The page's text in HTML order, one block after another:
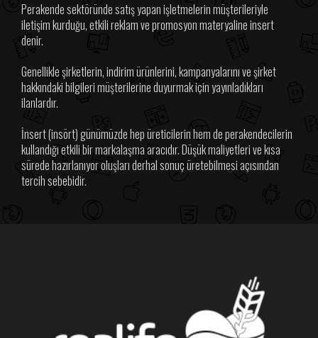
Perakende sektöründe satış yapan işletmelerin müşterileriyle
iletişim kurduğu, etkili reklam ve promosyon materyaline insert
denir.
Genellikle şirketlerin, indirim ürünlerini, kampanyalarını ve şirket
hakkındaki bilgileri müşterilerine duyurmak için yayınladıkları
ilanlardır.
İnsert (insört) günümüzde hep üreticilerin hem de perakendecilerin
kullandığı etkili bir markalaşma aracıdır. Düşük maliyetleri ve kısa
sürede hazırlanıyor oluşları derhal sonuç üretebilmesi açısından
tercih sebebidir.